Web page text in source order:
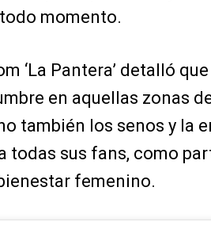
momento.
‘La Pantera’ detalló
en aquellas zonas
también los senos y la
todas sus fans, como
femenino.